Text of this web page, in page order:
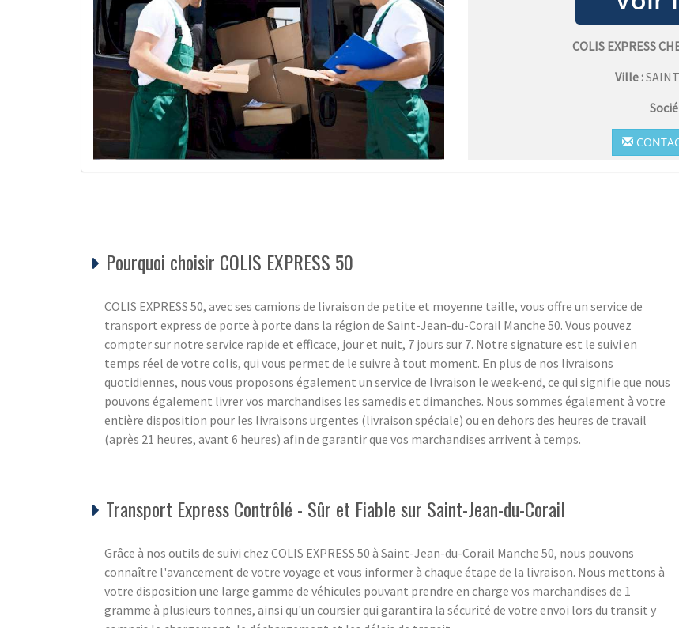
COLIS EXPRESS
Ville :
Pourquoi choisir COLIS EXPRESS 50
COLIS EXPRESS 50, avec ses camions de livraison de petite et moyenne taille, vous offre un service de
transport express de porte à porte dans la région de Saint-Jean-du-Corail Manche 50. Vous pouvez
compter sur notre service rapide et efficace, jour et nuit, 7 jours sur 7. Notre signature est le suivi en
temps réel de votre colis, qui vous permet de le suivre à tout moment. En plus de nos livraisons
quotidiennes, nous vous proposons également un service de livraison le week-end, ce qui signifie que nous
pouvons également livrer vos marchandises les samedis et dimanches. Nous sommes également à votre
entière disposition pour les livraisons urgentes (livraison spéciale) ou en dehors des heures de travail
(après 21 heures, avant 6 heures) afin de garantir que vos marchandises arrivent à temps.
Transport Express Contrôlé - Sûr et Fiable sur Saint-Jean-du-Corail
Grâce à nos outils de suivi chez COLIS EXPRESS 50 à Saint-Jean-du-Corail Manche 50, nous pouvons
connaître l'avancement de votre voyage et vous informer à chaque étape de la livraison. Nous mettons à
votre disposition une large gamme de véhicules pouvant prendre en charge vos marchandises de 1
gramme à plusieurs tonnes, ainsi qu'un coursier qui garantira la sécurité de votre envoi lors du transit y